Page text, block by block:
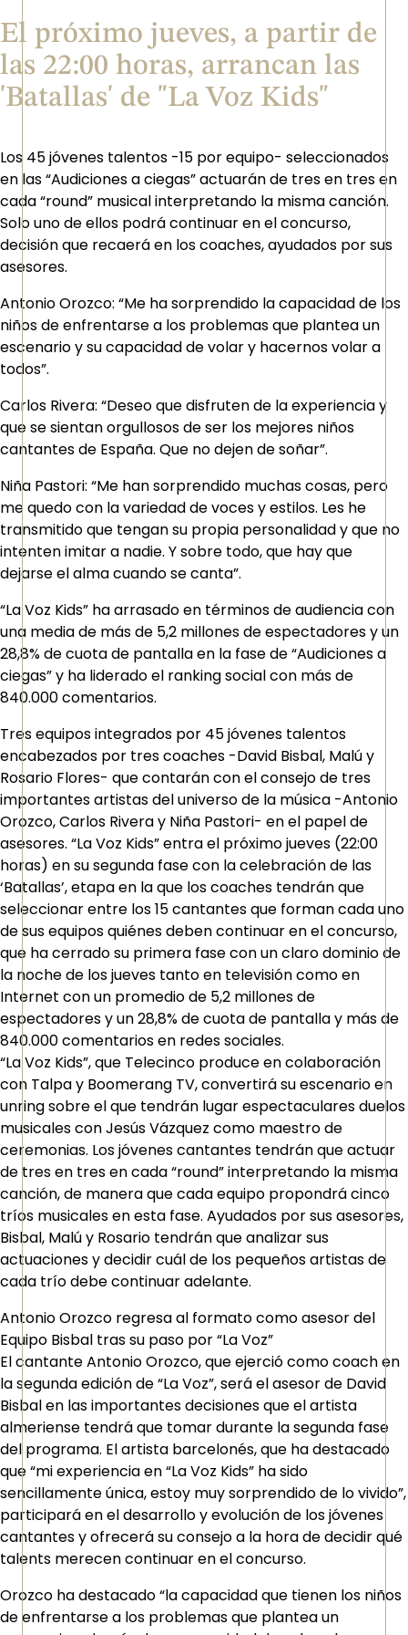
El próximo jueves, a partir de
las 22:00 horas, arrancan las
'Batallas' de "La Voz Kids"
Los 45 jóvenes talentos -15 por equipo- seleccionados
en las “Audiciones a ciegas” actuarán de tres en tres en
cada “round” musical interpretando la misma canción.
Solo uno de ellos podrá continuar en el concurso,
decisión que recaerá en los coaches, ayudados por sus
asesores.
Antonio Orozco: “Me ha sorprendido la capacidad de los
niños de enfrentarse a los problemas que plantea un
escenario y su capacidad de volar y hacernos volar a
todos”.
Carlos Rivera: “Deseo que disfruten de la experiencia y
que se sientan orgullosos de ser los mejores niños
cantantes de España. Que no dejen de soñar”.
Niña Pastori: “Me han sorprendido muchas cosas, pero
me quedo con la variedad de voces y estilos. Les he
transmitido que tengan su propia personalidad y que no
intenten imitar a nadie. Y sobre todo, que hay que
dejarse el alma cuando se canta”.
“La Voz Kids” ha arrasado en términos de audiencia con
una media de más de 5,2 millones de espectadores y un
28,8% de cuota de pantalla en la fase de “Audiciones a
ciegas” y ha liderado el ranking social con más de
840.000 comentarios.
Tres equipos integrados por 45 jóvenes talentos
encabezados por tres coaches -David Bisbal, Malú y
Rosario Flores- que contarán con el consejo de tres
importantes artistas del universo de la música -Antonio
Orozco, Carlos Rivera y Niña Pastori- en el papel de
asesores. “La Voz Kids” entra el próximo jueves (22:00
horas) en su segunda fase con la celebración de las
‘Batallas’, etapa en la que los coaches tendrán que
seleccionar entre los 15 cantantes que forman cada uno
de sus equipos quiénes deben continuar en el concurso,
que ha cerrado su primera fase con un claro dominio de
la noche de los jueves tanto en televisión como en
Internet con un promedio de 5,2 millones de
espectadores y un 28,8% de cuota de pantalla y más de
840.000 comentarios en redes sociales.
“La Voz Kids”, que Telecinco produce en colaboración
con Talpa y Boomerang TV, convertirá su escenario en
unring sobre el que tendrán lugar espectaculares duelos
musicales con Jesús Vázquez como maestro de
ceremonias. Los jóvenes cantantes tendrán que actuar
de tres en tres en cada “round” interpretando la misma
canción, de manera que cada equipo propondrá cinco
tríos musicales en esta fase. Ayudados por sus asesores,
Bisbal, Malú y Rosario tendrán que analizar sus
actuaciones y decidir cuál de los pequeños artistas de
cada trío debe continuar adelante.
Antonio Orozco regresa al formato como asesor del
Equipo Bisbal tras su paso por “La Voz”
El cantante Antonio Orozco, que ejerció como coach en
la segunda edición de “La Voz”, será el asesor de David
Bisbal en las importantes decisiones que el artista
almeriense tendrá que tomar durante la segunda fase
del programa. El artista barcelonés, que ha destacado
que “mi experiencia en “La Voz Kids” ha sido
sencillamente única, estoy muy sorprendido de lo vivido”,
participará en el desarrollo y evolución de los jóvenes
cantantes y ofrecerá su consejo a la hora de decidir qué
talents merecen continuar en el concurso.
Orozco ha destacado “la capacidad que tienen los niños
de enfrentarse a los problemas que plantea un